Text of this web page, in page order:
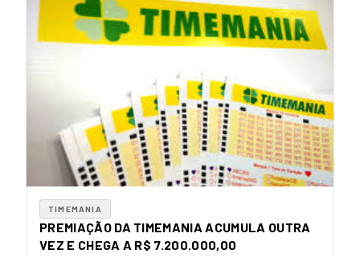
TIMEMANIA
PREMIAÇÃO DA TIMEMANIA ACUMULA OUTRA
VEZ E CHEGA A R$ 7.200.000,00